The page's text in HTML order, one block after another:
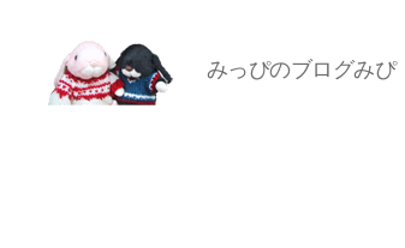
みっぴのブログみぴ